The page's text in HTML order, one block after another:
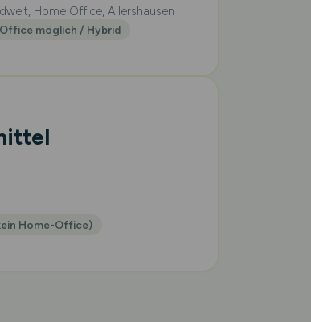
Home Office, Allershausen
möglich / Hybrid
Home-Office)